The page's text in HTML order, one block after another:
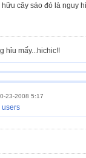
cây sáo đó là nguy
hỉu mấy...hichic!!
23-2008 5:17
users